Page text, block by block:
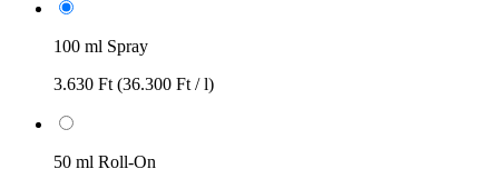
100 ml Spray
3.630 Ft (36.300 Ft / l)
50 ml Roll-On